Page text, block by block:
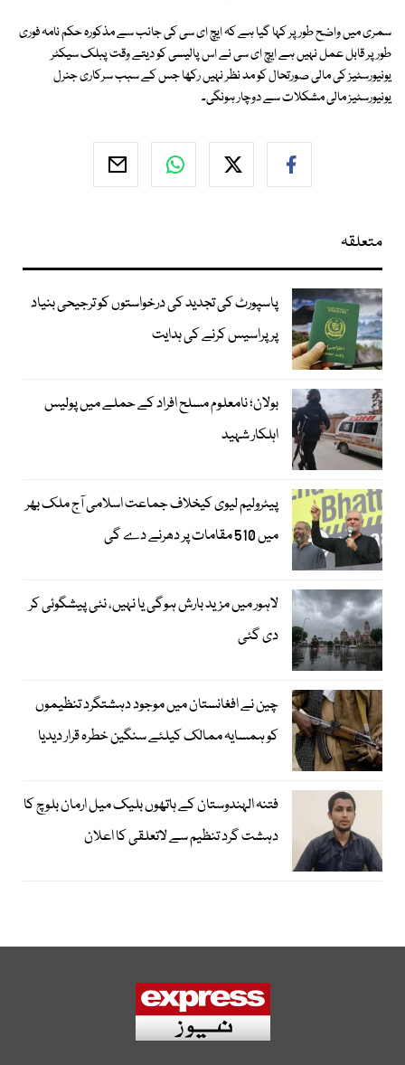
سمری میں واضح طور پر کہا گیا ہے کہ ایچ ای سی کی جانب سے مذکورہ حکم نامہ فوری
طور پر قابل عمل نہیں ہے ایچ ای سی نے اس پالیسی کو دیتے وقت پبلک سیکٹر
یونیورسٹیز کی مالی صورتحال کو مد نظر نہیں رکھا جس کے سبب سرکاری جنرل
یونیورسٹیز مالی مشکلات سے دوچار ہونگی۔
متعلقہ
پاسپورٹ کی تجدید کی درخواستوں کو ترجیحی بنیاد
پر پراسیس کرنے کی ہدایت
بولان؛ نامعلوم مسلح افراد کے حملے میں پولیس
اہلکار شہید
پیٹرولیم لیوی کیخلاف جماعت اسلامی آج ملک بھر
میں 510 مقامات پر دھرنے دے گی
لاہور میں مزید بارش ہوگی یا نہیں، نئی پیشگوئی کر
دی گئی
چین نے افغانستان میں موجود دہشتگرد تنظیموں
کو ہمسایہ ممالک کیلئے سنگین خطرہ قرار دیدیا
فتنہ الہندوستان کے ہاتھوں بلیک میل ارمان بلوچ کا
دہشت گرد تنظیم سے لاتعلقی کا اعلان